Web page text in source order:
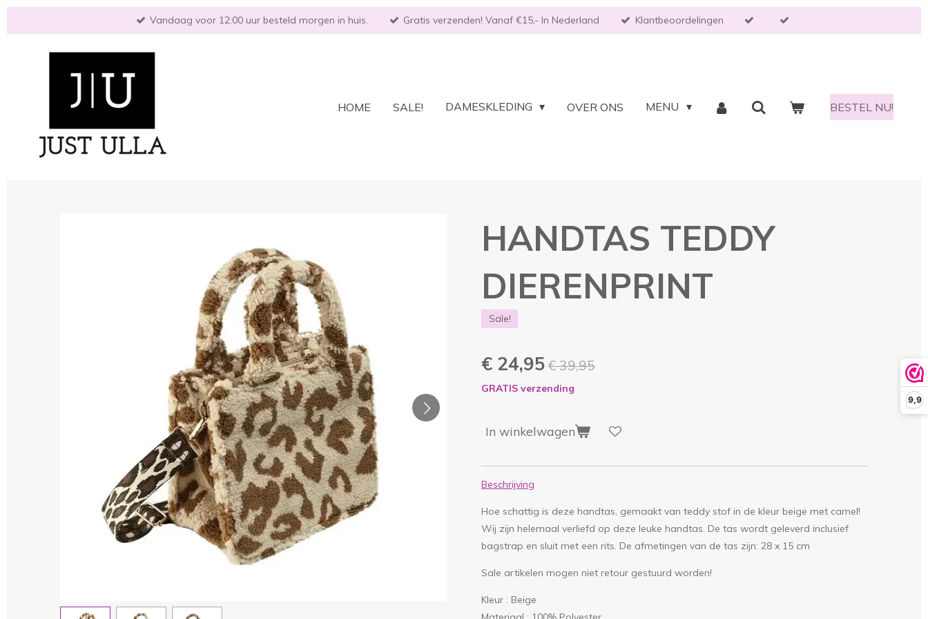
9,9
direct
Vandaag voor 12:00 uur besteld morgen in huis. Gratis verzenden! Vanaf €15,- In Nederland Klantbeoordelingen
HOME SALE! DAMESKLEDING OVER ONS MENU BESTEL NU!
HANDTAS TEDDY
DIERENPRINT
Sale!
€ 24,95 € 39,95
GRATIS verzending
In winkelwagen
Beschrijving
Hoe schattig is deze handtas, gemaakt van teddy stof in de kleur beige met camel!
Wij zijn helemaal verliefd op deze leuke handtas. De tas wordt geleverd inclusief
bagstrap en sluit met een rits. De afmetingen van de tas zijn: 28 x 15 cm
Sale artikelen mogen niet retour gestuurd worden!
Kleur : Beige